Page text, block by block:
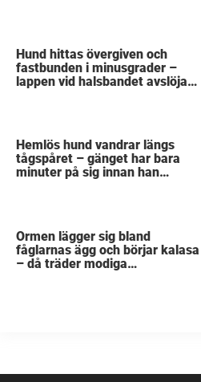
Hund hittas övergiven och
fastbunden i minusgrader –
lappen vid halsbandet avslöjar
Hemlös hund vandrar längs
tågspåret – gänget har bara
minuter på sig innan han
Ormen lägger sig bland
fåglarnas ägg och börjar kalasa
– då träder modiga